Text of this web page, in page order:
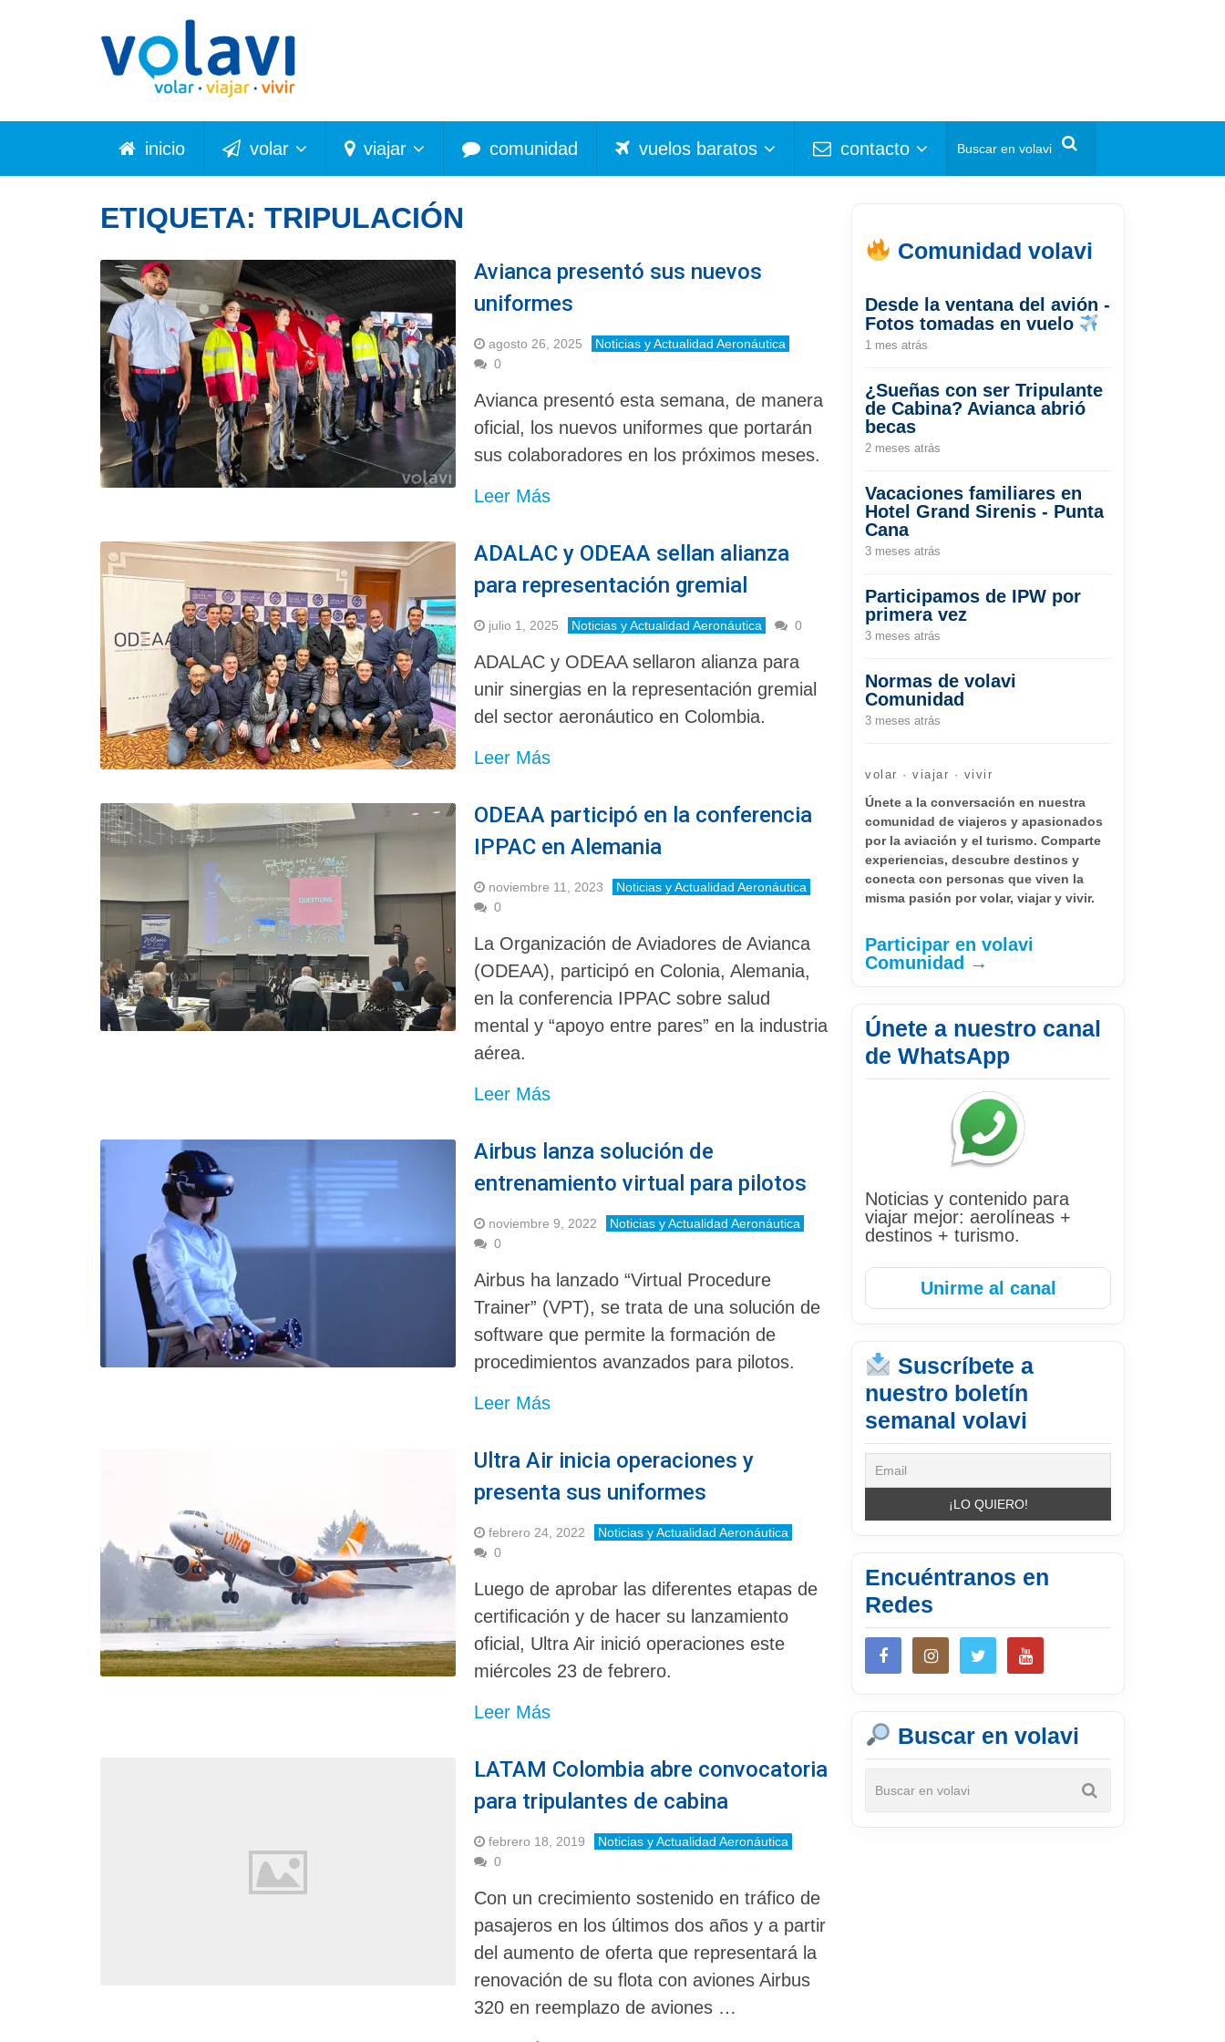
inicio volar viajar comunidad vuelos baratos contacto
ETIQUETA: TRIPULACIÓN
Avianca presentó sus nuevos
uniformes
agosto 26, 2025
Noticias y Actualidad Aeronáutica
0
Avianca presentó esta semana, de manera
oficial, los nuevos uniformes que portarán
sus colaboradores en los próximos meses.
Leer Más
ADALAC y ODEAA sellan alianza
para representación gremial
julio 1, 2025 Noticias y Actualidad Aeronáutica 0
ADALAC y ODEAA sellaron alianza para
unir sinergias en la representación gremial
del sector aeronáutico en Colombia.
Leer Más
ODEAA participó en la conferencia
IPPAC en Alemania
noviembre 11, 2023
Noticias y Actualidad Aeronáutica
0
La Organización de Aviadores de Avianca
(ODEAA), participó en Colonia, Alemania,
en la conferencia IPPAC sobre salud
mental y “apoyo entre pares” en la industria
aérea.
Leer Más
Airbus lanza solución de
entrenamiento virtual para pilotos
noviembre 9, 2022
Noticias y Actualidad Aeronáutica
0
Airbus ha lanzado “Virtual Procedure
Trainer” (VPT), se trata de una solución de
software que permite la formación de
procedimientos avanzados para pilotos.
Leer Más
Ultra Air inicia operaciones y
presenta sus uniformes
febrero 24, 2022
Noticias y Actualidad Aeronáutica
0
Luego de aprobar las diferentes etapas de
certificación y de hacer su lanzamiento
oficial, Ultra Air inició operaciones este
miércoles 23 de febrero.
Leer Más
LATAM Colombia abre convocatoria
para tripulantes de cabina
febrero 18, 2019
Noticias y Actualidad Aeronáutica
0
Con un crecimiento sostenido en tráfico de
pasajeros en los últimos dos años y a partir
del aumento de oferta que representará la
renovación de su flota con aviones Airbus
320 en reemplazo de aviones …
Comunidad volavi
Desde la ventana del avión -
Fotos tomadas en vuelo
1 mes atrás
¿Sueñas con ser Tripulante
de Cabina? Avianca abrió
becas
2 meses atrás
Vacaciones familiares en
Hotel Grand Sirenis - Punta
Cana
3 meses atrás
Participamos de IPW por
primera vez
3 meses atrás
Normas de volavi
Comunidad
3 meses atrás
volar · viajar · vivir
Únete a la conversación en nuestra
comunidad de viajeros y apasionados
por la aviación y el turismo. Comparte
experiencias, descubre destinos y
conecta con personas que viven la
misma pasión por volar, viajar y vivir.
Participar en volavi
Comunidad →
Únete a nuestro canal
de WhatsApp
Noticias y contenido para
viajar mejor: aerolíneas +
destinos + turismo.
Unirme al canal
Suscríbete a
nuestro boletín
semanal volavi
Encuéntranos en
Redes
Buscar en volavi